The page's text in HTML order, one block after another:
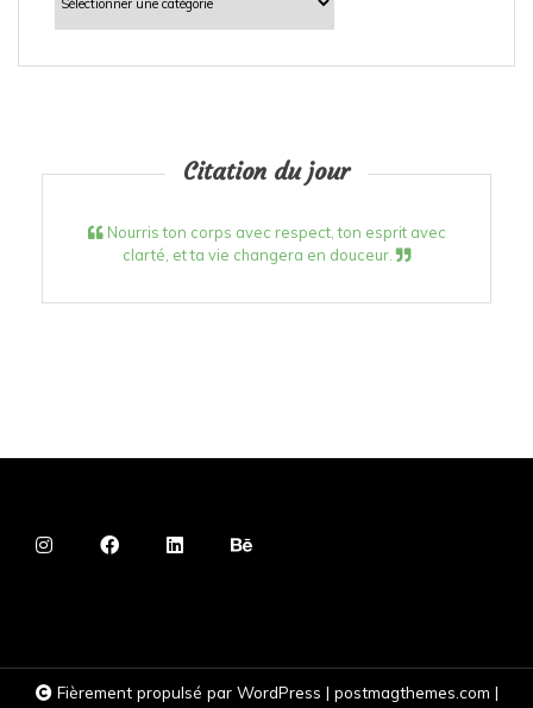
Citation du jour
Nourris ton corps avec respect, ton esprit avec
clarté, et ta vie changera en douceur.
Fièrement propulsé par WordPress | postmagthemes.com |